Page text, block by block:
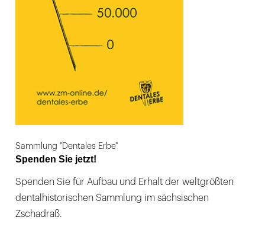
Sammlung "Dentales Erbe"
Spenden Sie jetzt!
Spenden Sie für Aufbau und Erhalt der weltgrößten
dentalhistorischen Sammlung im sächsischen
Zschadraß.